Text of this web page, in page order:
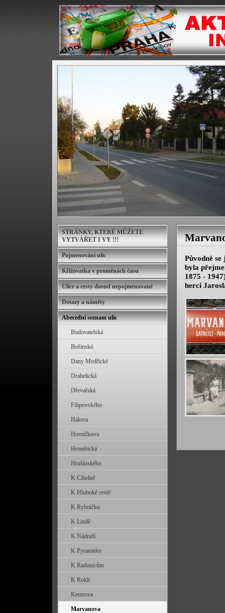
Původně
byla
1875 -
herci
STRÁNKY, KTERÉ MŮŽETE
VYTVÁŘET I VY !!!
Pojmenování ulic
Křižovatka v proměnách času
Ulice a cesty dosud nepojmenované
Dotazy a náměty
Abecední seznam ulic
Budovatelská
Bošinská
Dany Medřické
Drahelická
Dřevařská
Filipovského
Hálova
Horníčkova
Hronětická
Hrušínského
K Cihelně
K Hluboké cestě
K Rybníčku
K Lindě
K Nádraží
K Pyramidce
K Radonicům
K Rokli
Kemrova
Marvanova